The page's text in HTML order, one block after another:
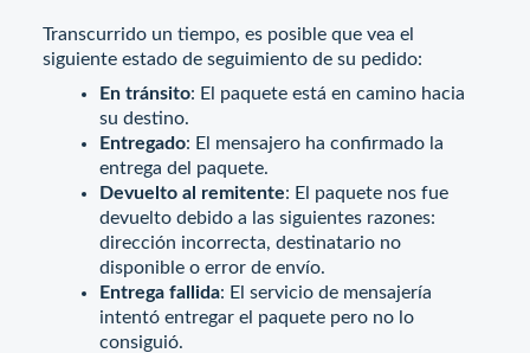
Transcurrido un tiempo, es posible que vea el
siguiente estado de seguimiento de su pedido:
En tránsito: El paquete está en camino hacia
su destino.
Entregado: El mensajero ha confirmado la
entrega del paquete.
Devuelto al remitente: El paquete nos fue
devuelto debido a las siguientes razones:
dirección incorrecta, destinatario no
disponible o error de envío.
Entrega fallida: El servicio de mensajería
intentó entregar el paquete pero no lo
consiguió.